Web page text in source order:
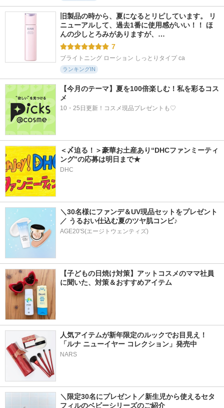
旧製品の時から、夏になるとリピしています。 リ
ニューアルして、過去1番に使用感がいい！！ ほ
んの少しとろみがありますが、…
7
ブライトニング ローション しっとりタイプ ca
ランキングIN
【今月のテーマ】夏を100倍楽しむ！私を彩るコス
メ
10・25日更新！コスメ現品プレゼントも♡
＜〆迫る！＞豪華お土産あり“DHCファンミーティ
ング”の応募は明日まで★
DHC
＼30名様にファンデ＆UV現品セットをプレゼント
／ うるおい仕込む夏のツヤ肌コンビ♪
AGE20'S(エージトウェンティズ)
【子どもの日焼け対策】アットコスメのママ社員
に聞いた、対策＆おすすめアイテム
人気アイテムが新年限定のルックでお目見え！
「ルナ ニューイヤー コレクション」発売中
NARS
＼限定30名にプレゼント／新生児から使えるセタ
フィルのベビーシリーズのご紹介